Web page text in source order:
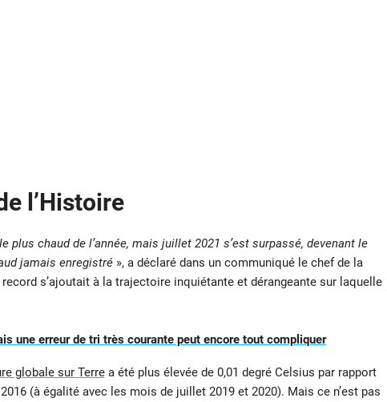
l’Histoire
chaud de l’année, mais juillet 2021 s’est surpassé, devenant le
jamais enregistré», a déclaré dans un communiqué le chef de la
s’ajoutait à la trajectoire inquiétante et dérangeante sur laquelle
une erreur de tri très courante peut encore tout compliquer
globale sur Terrea été plus élevée de 0,01 degré Celsius par rapport
(à égalité avec les mois de juillet 2019 et 2020). Mais ce n’est pas